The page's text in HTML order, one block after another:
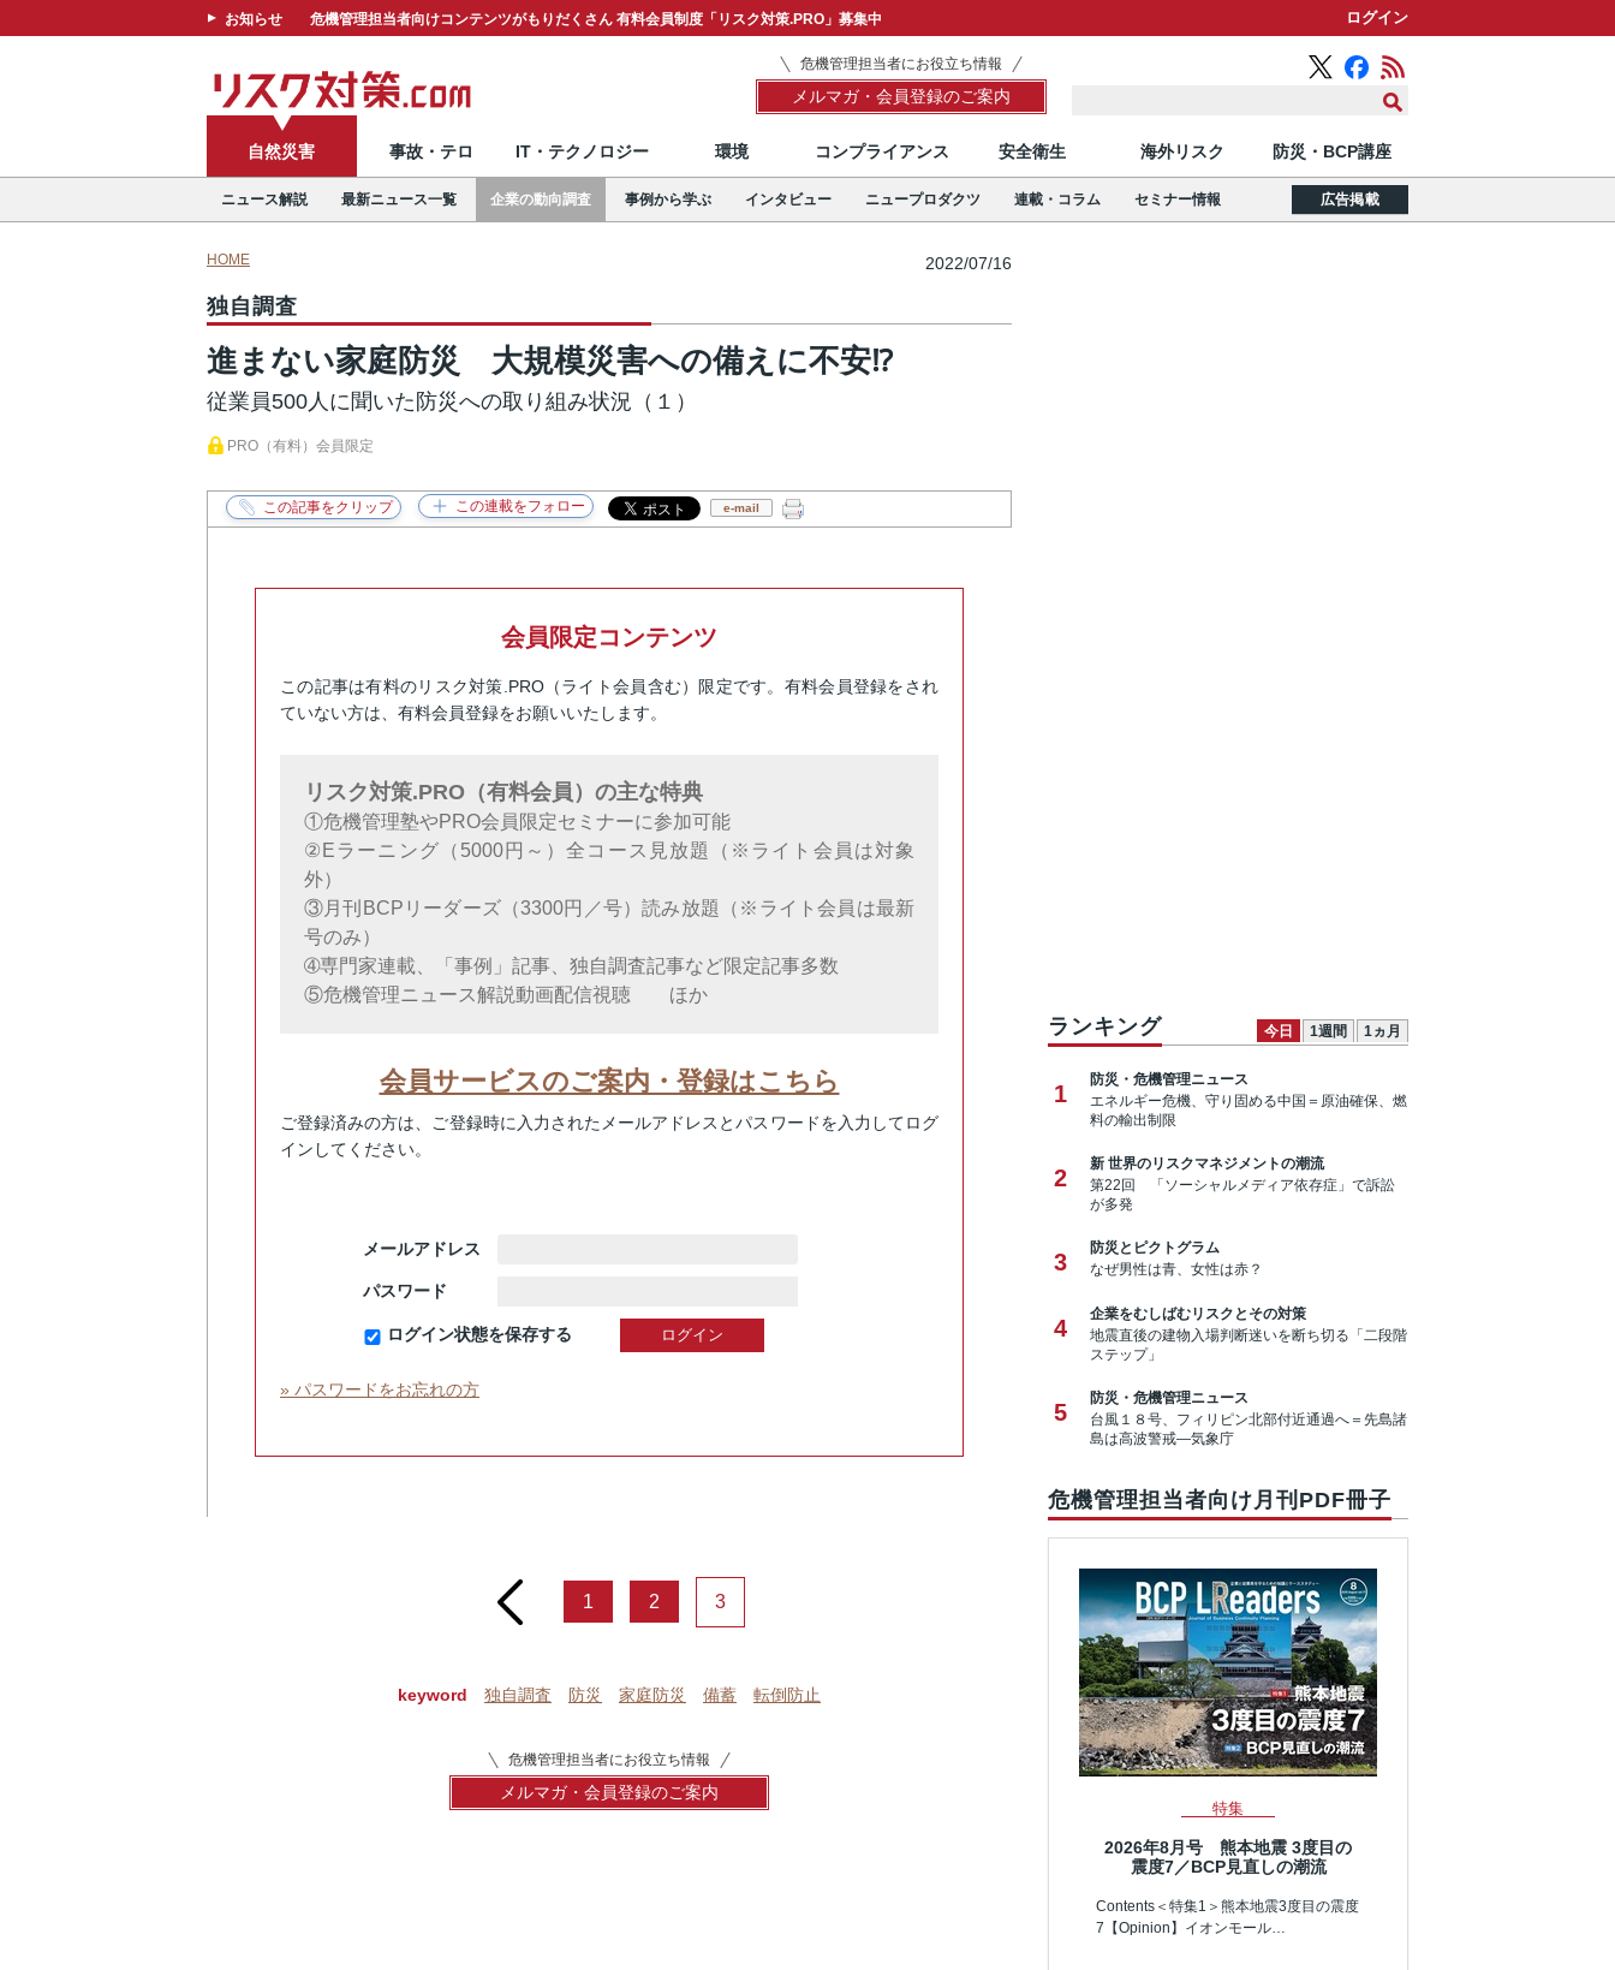
お知らせ 危機管理担当者向けコンテンツがもりだくさん 有料会員制度「リスク対策.PRO」募集中 ログイン
危機管理担当者にお役立ち情報
メルマガ・会員登録のご案内
自然災害 事故・テロ IT・テクノロジー 環境 コンプライアンス 安全衛生 海外リスク 防災・BCP講座
ニュース解説 最新ニュース一覧 企業の動向調査 事例から学ぶ インタビュー ニュープロダクツ 連載・コラム セミナー情報 広告掲載
HOME 2022/07/16
独自調査
進まない家庭防災 大規模災害への備えに不安⁉
従業員500人に聞いた防災への取り組み状況（１）
PRO（有料）会員限定
e-mail
会員限定コンテンツ
この記事は有料のリスク対策.PRO（ライト会員含む）限定です。有料会員登録をされ
ていない方は、有料会員登録をお願いいたします。
リスク対策.PRO（有料会員）の主な特典
①危機管理塾やPRO会員限定セミナーに参加可能
②Eラーニング（5000円～）全コース見放題（※ライト会員は対象
外）
③月刊BCPリーダーズ（3300円／号）読み放題（※ライト会員は最新
号のみ）
➃専門家連載、「事例」記事、独自調査記事など限定記事多数
⑤危機管理ニュース解説動画配信視聴 ほか
会員サービスのご案内・登録はこちら
ご登録済みの方は、ご登録時に入力されたメールアドレスとパスワードを入力してログ
インしてください。
メールアドレス
パスワード
ログイン状態を保存する
» パスワードをお忘れの方
prev 1 2 3
keyword 独自調査 防災 家庭防災 備蓄 転倒防止
危機管理担当者にお役立ち情報
メルマガ・会員登録のご案内
ランキング 今日 1週間 1ヵ月
1
防災・危機管理ニュース
エネルギー危機、守り固める中国＝原油確保、燃
料の輸出制限
2
新 世界のリスクマネジメントの潮流
第22回 「ソーシャルメディア依存症」で訴訟
が多発
3
防災とピクトグラム
なぜ男性は青、女性は赤？
4
企業をむしばむリスクとその対策
地震直後の建物入場判断迷いを断ち切る「二段階
ステップ」
5
防災・危機管理ニュース
台風１８号、フィリピン北部付近通過へ＝先島諸
島は高波警戒―気象庁
危機管理担当者向け月刊PDF冊子
特集
2026年8月号 熊本地震 3度目の
震度7／BCP見直しの潮流
Contents＜特集1＞熊本地震3度目の震度
7【Opinion】イオンモール…